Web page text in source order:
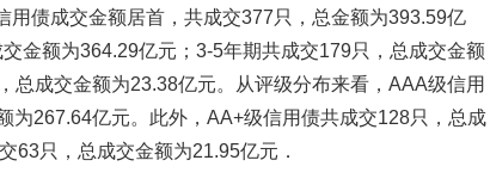
债成交金额居首，共成交377只，总金额为393.59亿
金额为364.29亿元；3-5年期共成交179只，总成交金额
总成交金额为23.38亿元。从评级分布来看，AAA级信用
为267.64亿元。此外，AA+级信用债共成交128只，总成
63只，总成交金额为21.95亿元．